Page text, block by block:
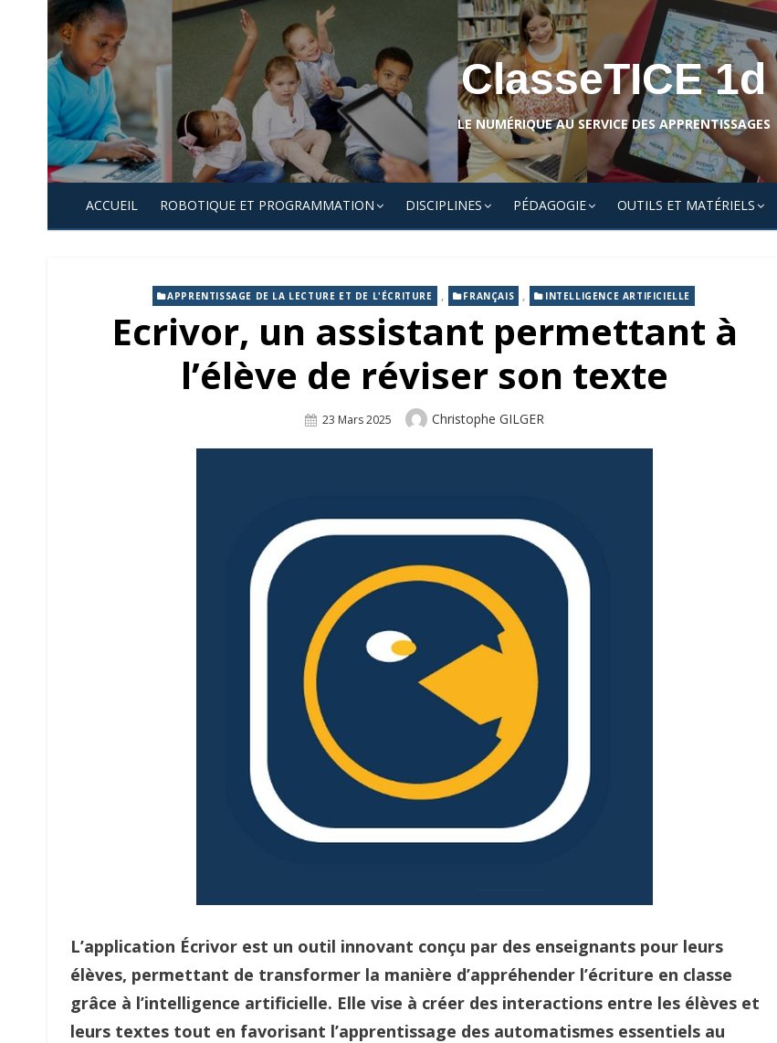
Skip
to
content
ClasseTICE 1d
LE NUMÉRIQUE AU SERVICE DES APPRENTISSAGES
ACCUEIL ROBOTIQUE ET PROGRAMMATION DISCIPLINES PÉDAGOGIE OUTILS ET MATÉRIELS
APPRENTISSAGE DE LA LECTURE ET DE L'ÉCRITURE , FRANÇAIS , INTELLIGENCE ARTIFICIELLE
Ecrivor, un assistant permettant à
l’élève de réviser son texte
Posted
23 Mars 2025 Author
Christophe GILGER
L’application Écrivor est un outil innovant conçu par des enseignants pour leurs
élèves, permettant de transformer la manière d’appréhender l’écriture en classe
grâce à l’intelligence artificielle. Elle vise à créer des interactions entre les élèves et
leurs textes tout en favorisant l’apprentissage des automatismes essentiels au